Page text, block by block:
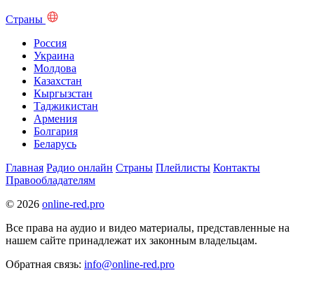
Страны
Россия
Украина
Молдова
Казахстан
Кыргызстан
Таджикистан
Армения
Болгария
Беларусь
Главная Радио онлайн Страны Плейлисты Контакты
Правообладателям
© 2026 online-red.pro
Все права на аудио и видео материалы, представленные на
нашем сайте принадлежат их законным владельцам.
Обратная связь: info@online-red.pro